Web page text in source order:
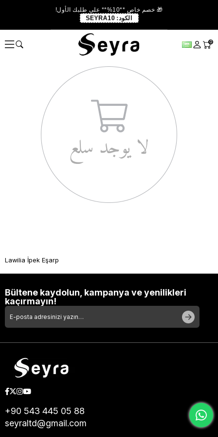
🎁 خصم خاص **10%** على طلبك الأول!
الكود: SEYRA10
0
Lawilia İpek Eşarp
Bültene kaydolun, kampanya ve yenilikleri
kaçırmayın!
+90 543 445 05 88
seyraltd@gmail.com